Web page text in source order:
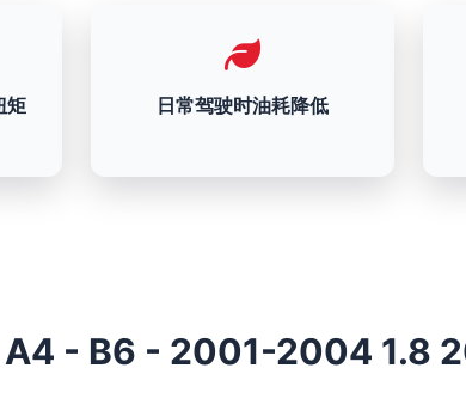
矩
日常驾驶时油耗降低
- B6 - 2001-2004 1.8